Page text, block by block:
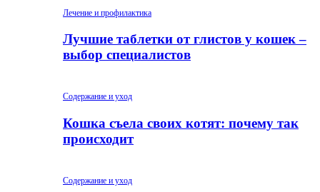
Лечение и профилактика
Лучшие таблетки от глистов у кошек –
выбор специалистов
Содержание и уход
Кошка съела своих котят: почему так
происходит
Содержание и уход